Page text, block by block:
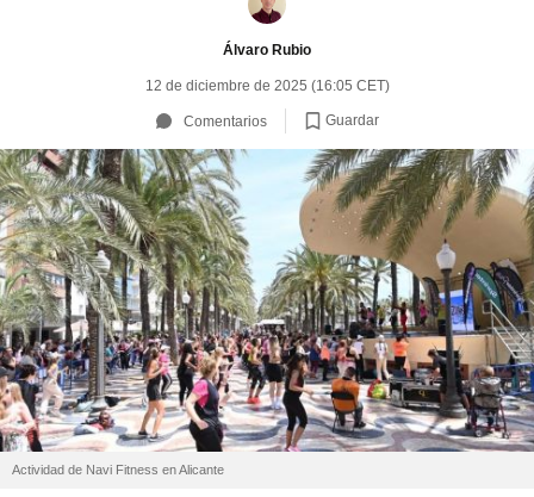
Álvaro Rubio
12 de diciembre de 2025 (16:05 CET)
Comentarios Guardar
Actividad de Navi Fitness en Alicante